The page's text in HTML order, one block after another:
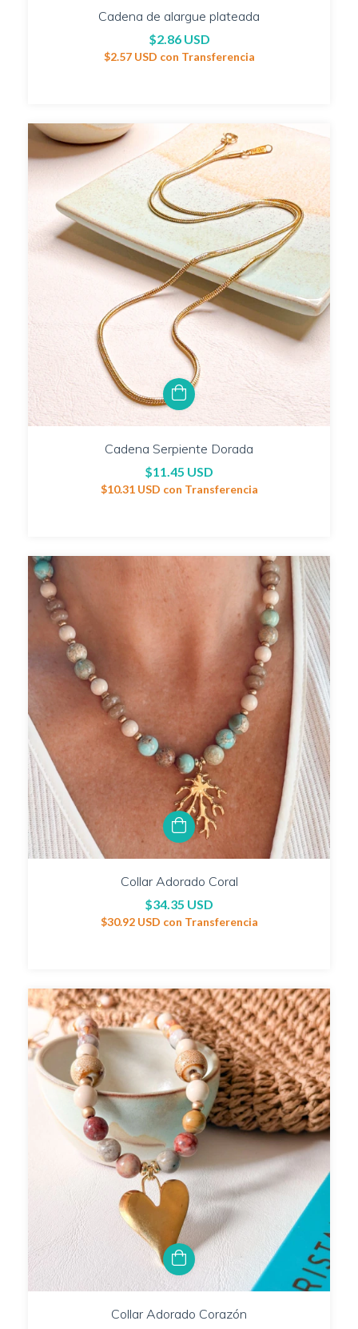
Cadena de alargue plateada
$2.86 USD
$2.57 USD con Transferencia
Cadena Serpiente Dorada
$11.45 USD
$10.31 USD con Transferencia
Collar Adorado Coral
$34.35 USD
$30.92 USD con Transferencia
Collar Adorado Corazón